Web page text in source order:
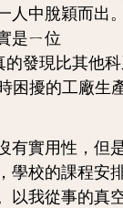
人中脫穎而出
是ㄧ位
的發現比其他
困擾的工廠生
有實用性，但
學校的課程安
以我從事的真